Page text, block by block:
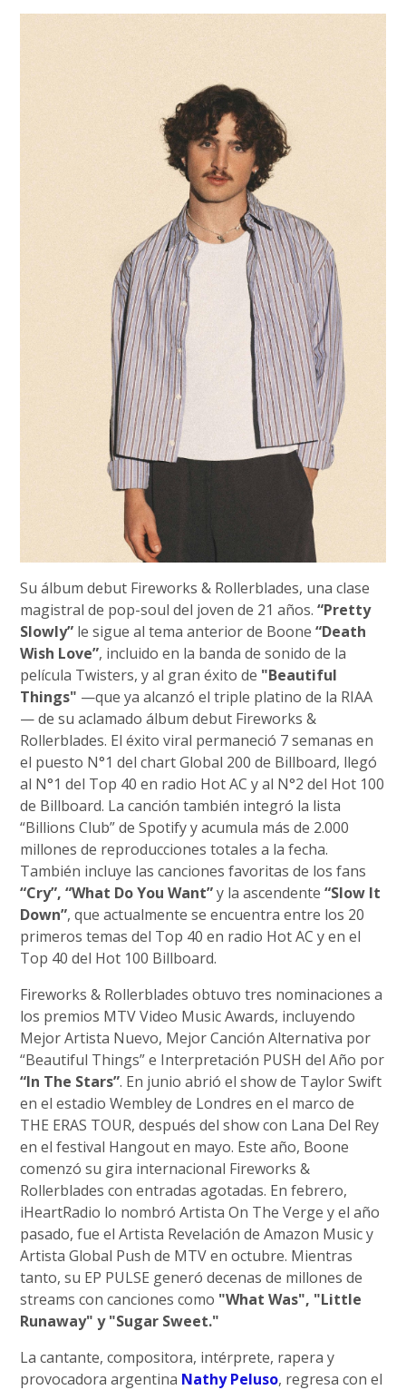
Su álbum debut Fireworks & Rollerblades, una clase
magistral de pop-soul del joven de 21 años.“Pretty
Slowly” le sigue al tema anterior de Boone“Death
Wish Love”, incluido en la banda de sonido de la
película Twisters, y al gran éxito de "Beautiful
Things" —que ya alcanzó el triple platino de la RIAA
— de su aclamado álbum debut Fireworks &
Rollerblades. El éxito viral permaneció 7 semanas en
el puesto N°1 del chart Global 200 de Billboard, llegó
al N°1 del Top 40 en radio Hot AC y al N°2 del Hot 100
de Billboard. La canción también integró la lista
“Billions Club” de Spotify y acumula más de 2.000
millones de reproducciones totales a la fecha.
También incluye las canciones favoritas de los fans
“Cry”, “What Do You Want”y la ascendente“Slow It
Down”, que actualmente se encuentra entre los 20
primeros temas del Top 40 en radio Hot AC y en el
Top 40 del Hot 100 Billboard.
Fireworks & Rollerblades obtuvo tres nominaciones a
los premios MTV Video Music Awards, incluyendo
Mejor Artista Nuevo, Mejor Canción Alternativa por
“Beautiful Things” e Interpretación PUSH del Año por
“In The Stars”. En junio abrió el show de Taylor Swift
en el estadio Wembley de Londres en el marco de
THE ERAS TOUR, después del show con Lana Del Rey
en el festival Hangout en mayo. Este año, Boone
comenzó su gira internacional Fireworks &
Rollerblades con entradas agotadas. En febrero,
iHeartRadio lo nombró Artista On The Verge y el año
pasado, fue el Artista Revelación de Amazon Music y
Artista Global Push de MTV en octubre. Mientras
tanto, su EP PULSE generó decenas de millones de
streams con canciones como "What Was", "Little
Runaway" y "Sugar Sweet."
La cantante, compositora, intérprete, rapera y
provocadora argentina Nathy Peluso, regresa con el